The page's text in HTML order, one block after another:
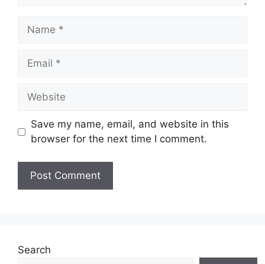
Name
Email
Website
Save my name, email, and website in this
browser for the next time I comment.
Search